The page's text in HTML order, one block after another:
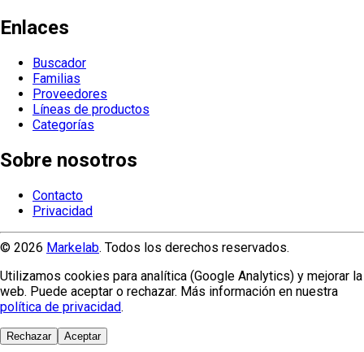
Enlaces
Buscador
Familias
Proveedores
Líneas de productos
Categorías
Sobre nosotros
Contacto
Privacidad
© 2026 Markelab. Todos los derechos reservados.
Utilizamos cookies para analítica (Google Analytics) y mejorar la
web. Puede aceptar o rechazar. Más información en nuestra
política de privacidad.
Rechazar Aceptar